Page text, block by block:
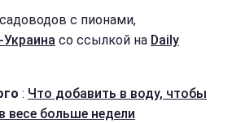
с пионами,
Украина со ссылкой на Daily
: Что добавить в воду, чтобы
весе больше недели